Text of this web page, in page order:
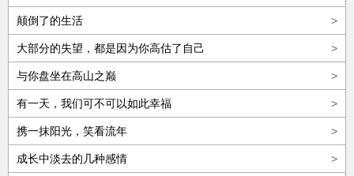
>
颠倒了的生活
>
大部分的失望，都是因为你高估了自己
>
与你盘坐在高山之巅
>
有一天，我们可不可以如此幸福
>
携一抹阳光，笑看流年
>
成长中淡去的几种感情